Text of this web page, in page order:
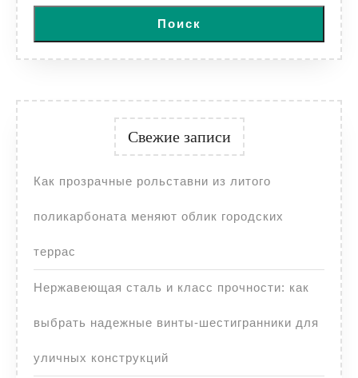
Поиск
Свежие записи
Как прозрачные рольставни из литого
поликарбоната меняют облик городских
террас
Нержавеющая сталь и класс прочности: как
выбрать надежные винты-шестигранники для
уличных конструкций